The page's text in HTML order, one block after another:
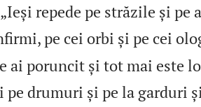
repede pe străzile și pe
pe cei orbi și pe cei
ai poruncit și tot mai este
drumuri și pe la garduri